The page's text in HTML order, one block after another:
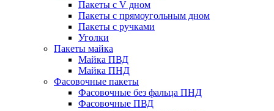
Пакеты с V дном
Пакеты с прямоугольным дном
Пакеты с ручками
Уголки
Пакеты майка
Майка ПВД
Майка ПНД
Фасовочные пакеты
Фасовочные без фальца ПНД
Фасовочные ПВД